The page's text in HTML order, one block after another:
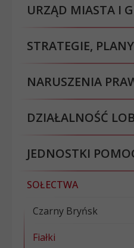
URZĄD MIASTA I
STRATEGIE,
NARUSZENIA
DZIAŁALNOŚĆ
JEDNOSTKI
SOŁECTWA
Czarny Bryńsk
Fiałki